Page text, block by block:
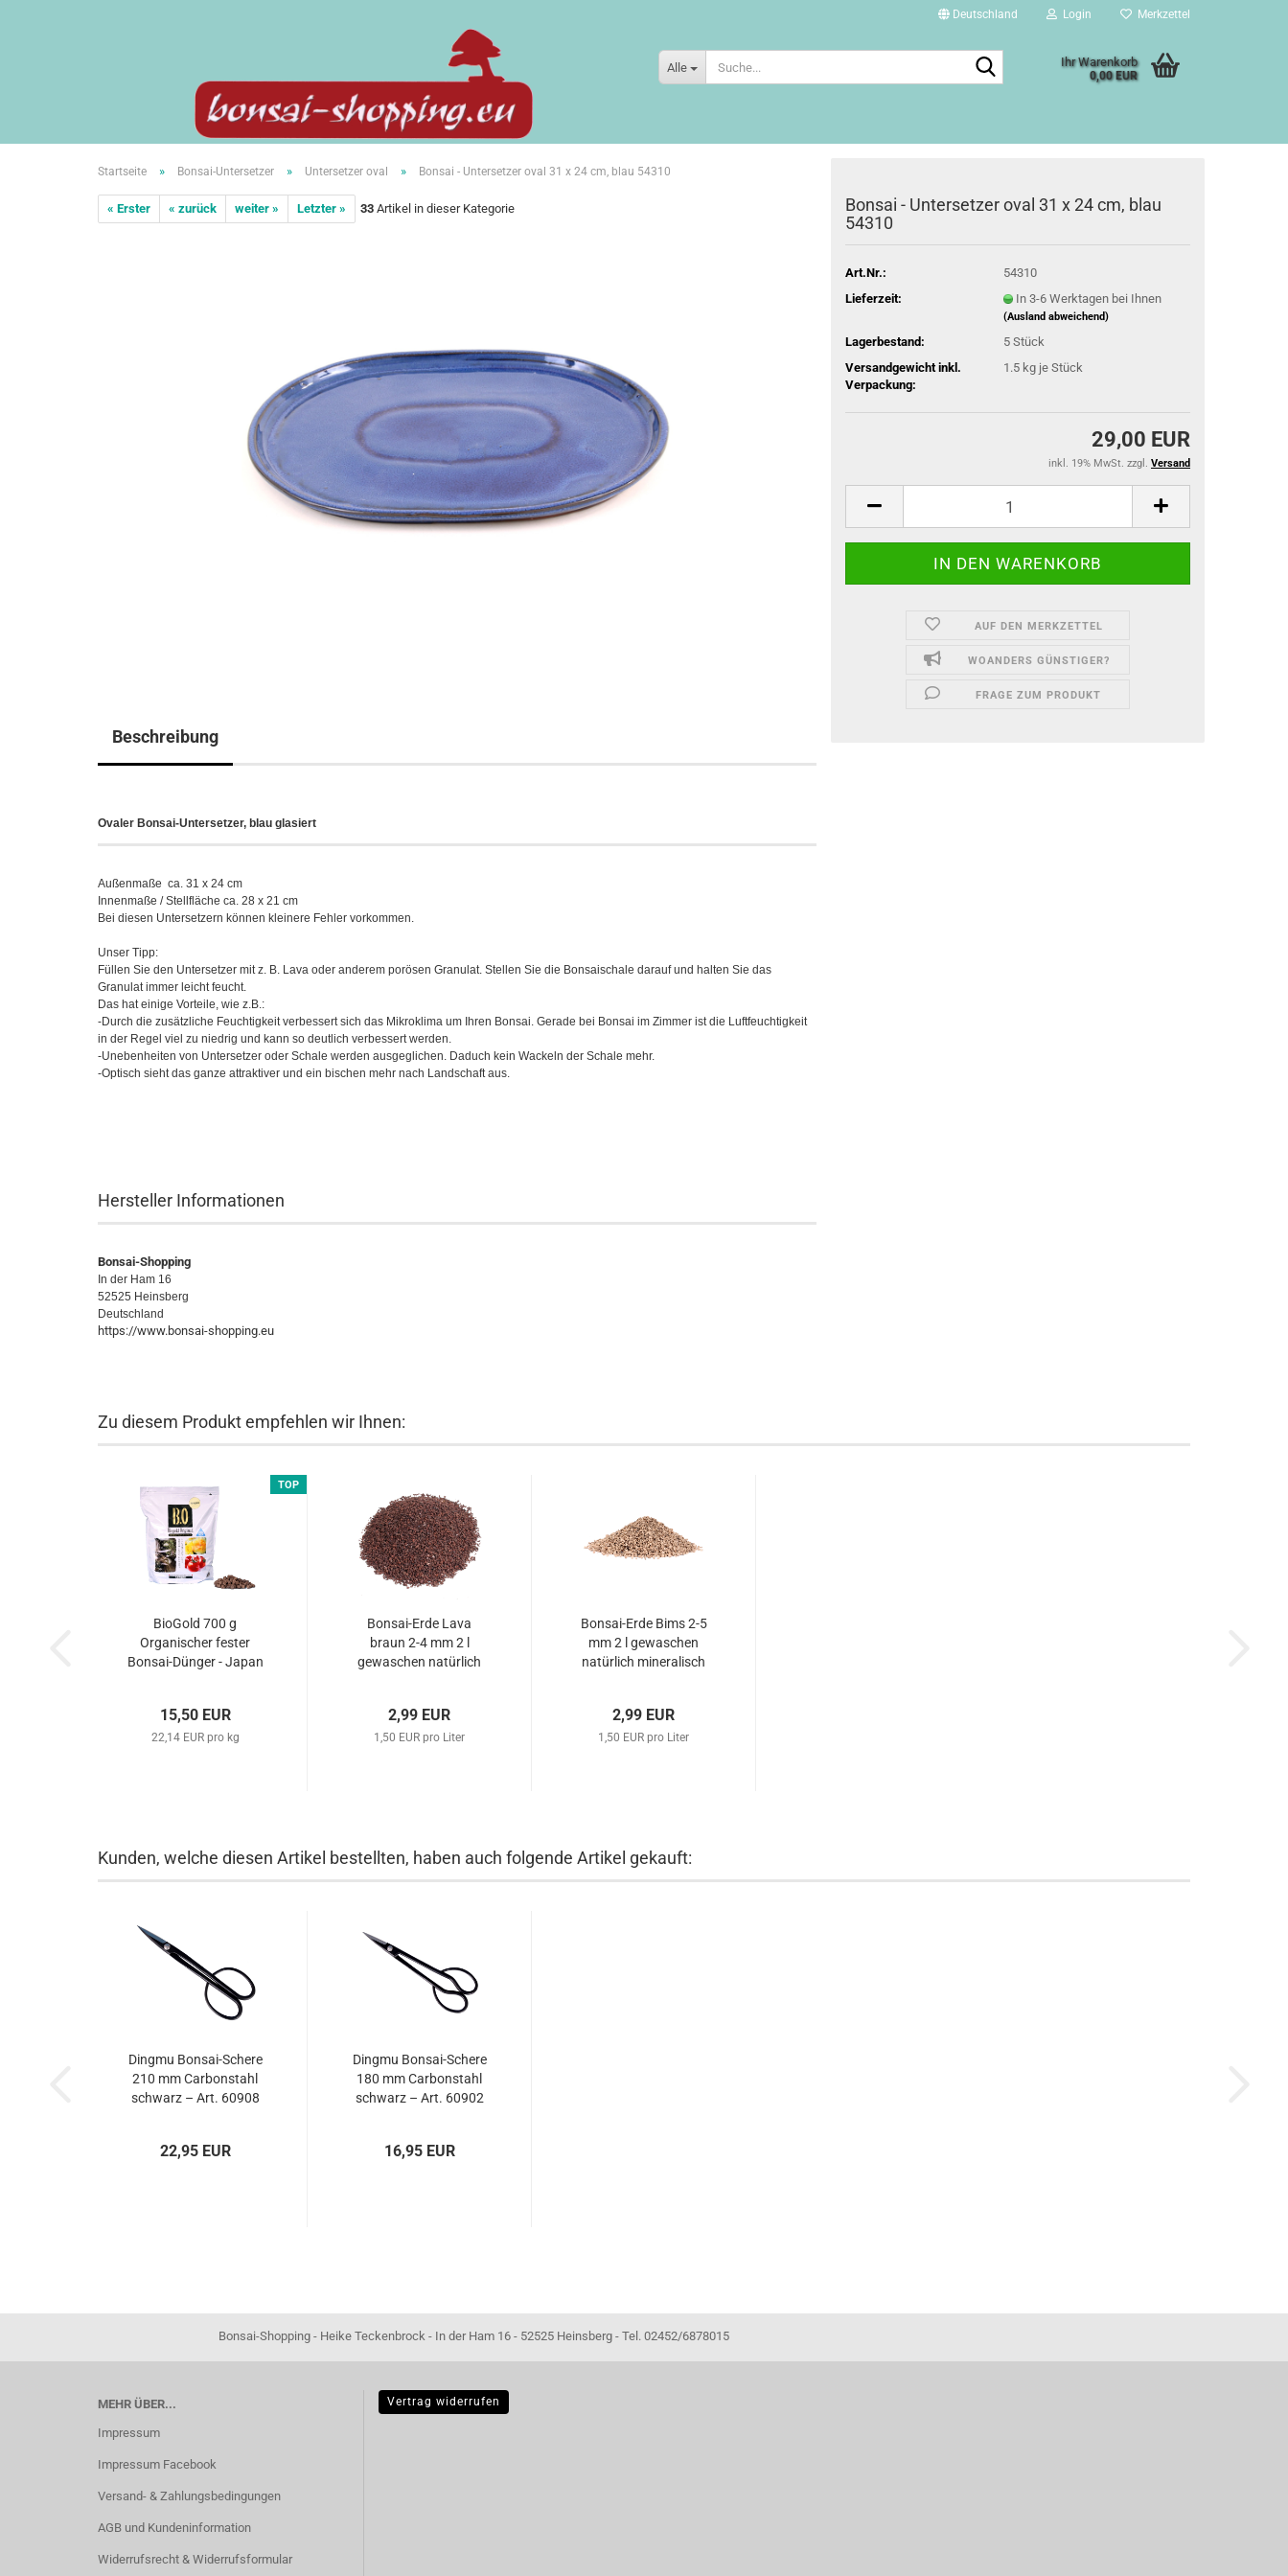
Deutschland Login Merkzettel
Alle Ihr Warenkorb
0,00 EUR
Startseite » Bonsai-Untersetzer » Untersetzer oval » Bonsai - Untersetzer oval 31 x 24 cm, blau 54310
« Erster « zurück weiter » Letzter » 33 Artikel in dieser Kategorie
Bonsai - Untersetzer oval 31 x 24 cm, blau
54310
Art.Nr.:
54310
Lieferzeit:
In 3-6 Werktagen bei Ihnen
(Ausland abweichend)
Lagerbestand: 5 Stück
Versandgewicht inkl.
Verpackung:
1.5 kg je Stück
29,00 EUR
inkl. 19% MwSt. zzgl. Versand
AUF DEN MERKZETTEL
WOANDERS GÜNSTIGER?
FRAGE ZUM PRODUKT
Beschreibung
Ovaler Bonsai-Untersetzer, blau glasiert
Außenmaße ca. 31 x 24 cm
Innenmaße / Stellfläche ca. 28 x 21 cm
Bei diesen Untersetzern können kleinere Fehler vorkommen.
Unser Tipp:
Füllen Sie den Untersetzer mit z. B. Lava oder anderem porösen Granulat. Stellen Sie die Bonsaischale darauf und halten Sie das
Granulat immer leicht feucht.
Das hat einige Vorteile, wie z.B.:
-Durch die zusätzliche Feuchtigkeit verbessert sich das Mikroklima um Ihren Bonsai. Gerade bei Bonsai im Zimmer ist die Luftfeuchtigkeit
in der Regel viel zu niedrig und kann so deutlich verbessert werden.
-Unebenheiten von Untersetzer oder Schale werden ausgeglichen. Daduch kein Wackeln der Schale mehr.
-Optisch sieht das ganze attraktiver und ein bischen mehr nach Landschaft aus.
Hersteller Informationen
Bonsai-Shopping
In der Ham 16
52525 Heinsberg
Deutschland
https://www.bonsai-shopping.eu
Zu diesem Produkt empfehlen wir Ihnen:
TOP
BioGold 700 g
Organischer fester
Bonsai-Dünger - Japan
15,50 EUR
22,14 EUR pro kg
Bonsai-Erde Lava
braun 2-4 mm 2 l
gewaschen natürlich
2,99 EUR
1,50 EUR pro Liter
Bonsai-Erde Bims 2-5
mm 2 l gewaschen
natürlich mineralisch
2,99 EUR
1,50 EUR pro Liter
Kunden, welche diesen Artikel bestellten, haben auch folgende Artikel gekauft:
Dingmu Bonsai-Schere
210 mm Carbonstahl
schwarz – Art. 60908
22,95 EUR
Dingmu Bonsai-Schere
180 mm Carbonstahl
schwarz – Art. 60902
16,95 EUR
Bonsai-Shopping - Heike Teckenbrock - In der Ham 16 - 52525 Heinsberg - Tel. 02452/6878015
MEHR ÜBER...
Impressum
Impressum Facebook
Versand- & Zahlungsbedingungen
AGB und Kundeninformation
Widerrufsrecht & Widerrufsformular
Vertrag widerrufen